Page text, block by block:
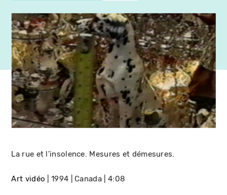
La rue et l'insolence. Mesures et démesures.
Art vidéo 1994 Canada 4:08